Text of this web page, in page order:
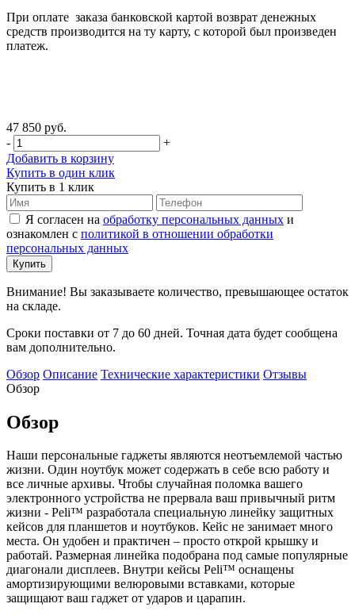
При оплате заказа банковской картой возврат денежных
средств производится на ту карту, с которой был произведен
платеж.
47 850 руб.
-
+
Добавить в корзину
Купить в один клик
Купить в 1 клик
Я согласен на обработку персональных данных и
ознакомлен с политикой в отношении обработки
персональных данных
Внимание! Вы заказываете количество, превышающее остаток
на складе.
Сроки поставки от 7 до 60 дней. Точная дата будет сообщена
вам дополнительно.
Обзор Описание Технические характеристики Отзывы
Обзор
Обзор
Наши персональные гаджеты являются неотъемлемой частью
жизни. Один ноутбук может содержать в себе всю работу и
все личные архивы. Чтобы случайная поломка вашего
электронного устройства не прервала ваш привычный ритм
жизни - Peli™ разработала специальную линейку защитных
кейсов для планшетов и ноутбуков. Кейс не занимает много
места. Он удобен и практичен – просто открой крышку и
работай. Размерная линейка подобрана под самые популярные
диагонали дисплеев. Внутри кейсы Peli™ оснащены
амортизирующими велюровыми вставками, которые
защищают ваш гаджет от ударов и царапин.